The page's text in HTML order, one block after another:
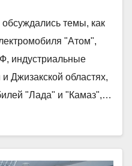
темы, как
"Атом",
индустриальные
Джизакской областях,
"Лада" и "Камаз",…